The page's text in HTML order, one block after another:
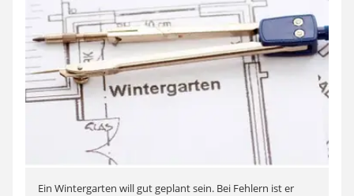
Ein Wintergarten will gut geplant sein. Bei Fehlern ist er